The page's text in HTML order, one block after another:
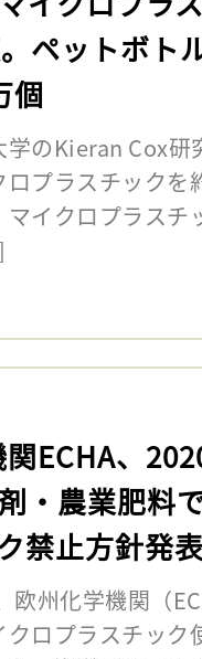
ペットボト
個
のKieran Cox研
プラスチックを
イクロプラス
関ECHA、
・農業肥料
禁止方針発
州化学機関（
ロプラスチッ